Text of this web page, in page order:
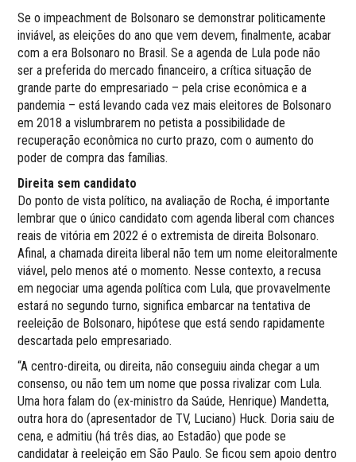
Se o impeachment de Bolsonaro se demonstrar politicamente
inviável, as eleições do ano que vem devem, finalmente, acabar
com a era Bolsonaro no Brasil. Se a agenda de Lula pode não
ser a preferida do mercado financeiro, a crítica situação de
grande parte do empresariado – pela crise econômica e a
pandemia – está levando cada vez mais eleitores de Bolsonaro
em 2018 a vislumbrarem no petista a possibilidade de
recuperação econômica no curto prazo, com o aumento do
poder de compra das famílias.
Direita sem candidato
Do ponto de vista político, na avaliação de Rocha, é importante
lembrar que o único candidato com agenda liberal com chances
reais de vitória em 2022 é o extremista de direita Bolsonaro.
Afinal, a chamada direita liberal não tem um nome eleitoralmente
viável, pelo menos até o momento. Nesse contexto, a recusa
em negociar uma agenda política com Lula, que provavelmente
estará no segundo turno, significa embarcar na tentativa de
reeleição de Bolsonaro, hipótese que está sendo rapidamente
descartada pelo empresariado.
“A centro-direita, ou direita, não conseguiu ainda chegar a um
consenso, ou não tem um nome que possa rivalizar com Lula.
Uma hora falam do (ex-ministro da Saúde, Henrique) Mandetta,
outra hora do (apresentador de TV, Luciano) Huck. Doria saiu de
cena, e admitiu (há três dias, ao Estadão) que pode se
candidatar à reeleição em São Paulo. Se ficou sem apoio dentro